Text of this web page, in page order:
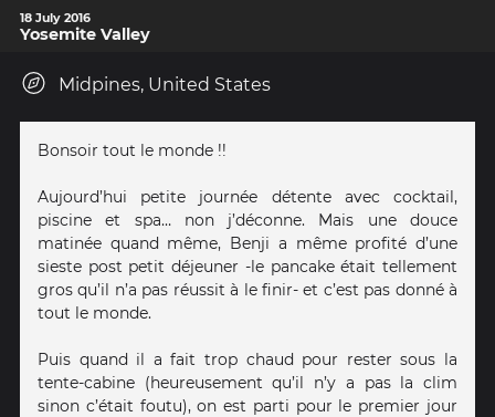
18 July 2016
Yosemite Valley
Midpines, United States
Bonsoir tout le monde !!
Aujourd’hui petite journée détente avec cocktail,
piscine et spa… non j’déconne. Mais une douce
matinée quand même, Benji a même profité d’une
sieste post petit déjeuner -le pancake était tellement
gros qu’il n’a pas réussit à le finir- et c’est pas donné à
tout le monde.
Puis quand il a fait trop chaud pour rester sous la
tente-cabine (heureusement qu’il n’y a pas la clim
sinon c’était foutu), on est parti pour le premier jour